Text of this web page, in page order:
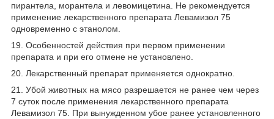
пирантела, морантела и левомицетина. Не рекомендуется
применение лекарственного препарата Левамизол 75
одновременно с этанолом.
19. Особенностей действия при первом применении
препарата и при его отмене не установлено.
20. Лекарственный препарат применяется однократно.
21. Убой животных на мясо разрешается не ранее чем через
7 суток после применения лекарственного препарата
Левамизол 75. При вынужденном убое ранее установленного